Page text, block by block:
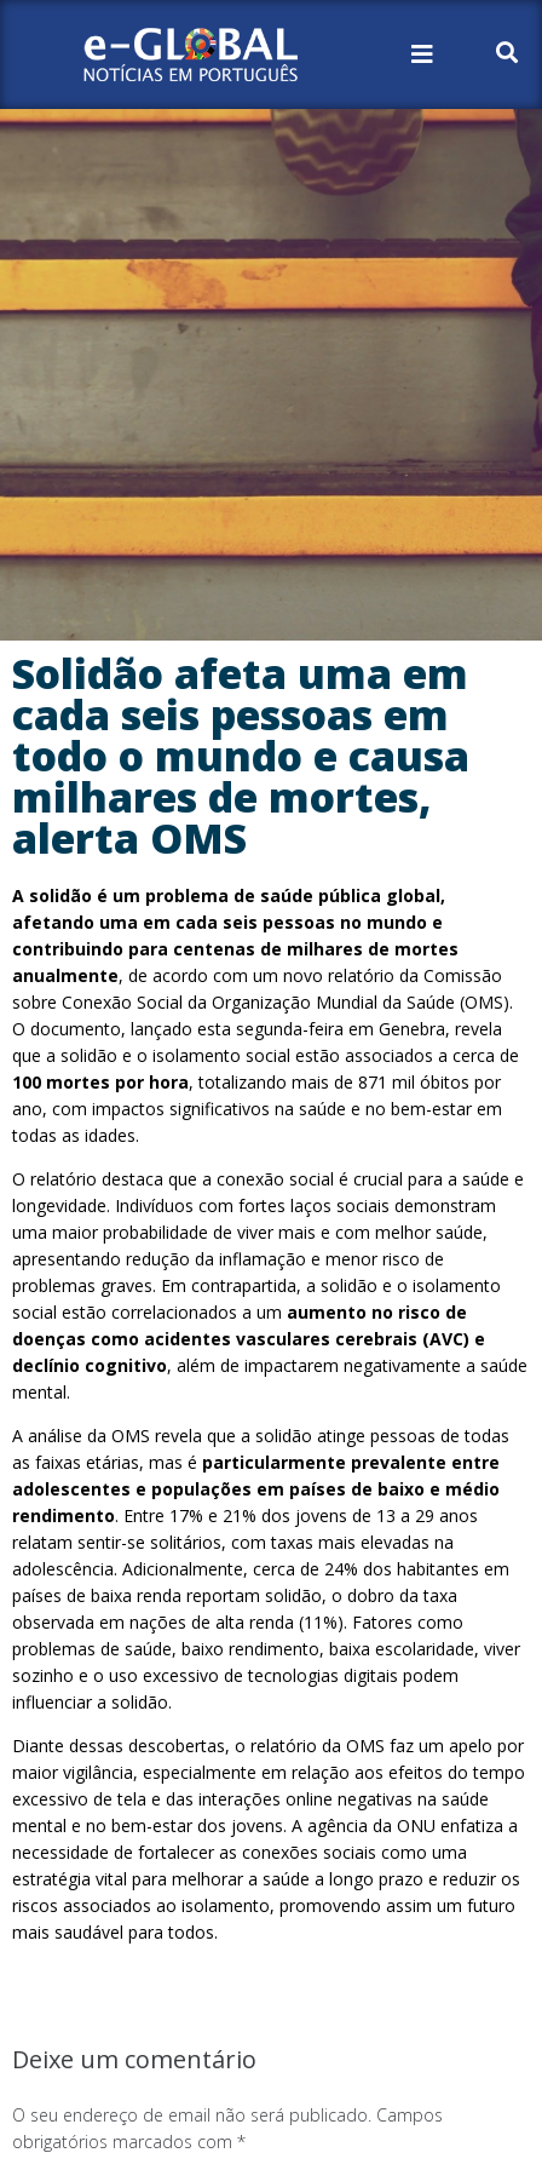
Solidão afeta uma em
cada seis pessoas em
todo o mundo e causa
milhares de mortes,
alerta OMS
A solidão é um problema de saúde pública global,
afetando uma em cada seis pessoas no mundo e
contribuindo para centenas de milhares de mortes
anualmente, de acordo com um novo relatório da Comissão
sobre Conexão Social da Organização Mundial da Saúde (OMS).
O documento, lançado esta segunda-feira em Genebra, revela
que a solidão e o isolamento social estão associados a cerca de
100 mortes por hora, totalizando mais de 871 mil óbitos por
ano, com impactos significativos na saúde e no bem-estar em
todas as idades.
O relatório destaca que a conexão social é crucial para a saúde e
longevidade. Indivíduos com fortes laços sociais demonstram
uma maior probabilidade de viver mais e com melhor saúde,
apresentando redução da inflamação e menor risco de
problemas graves. Em contrapartida, a solidão e o isolamento
social estão correlacionados a um aumento no risco de
doenças como acidentes vasculares cerebrais (AVC) e
declínio cognitivo, além de impactarem negativamente a saúde
mental.
A análise da OMS revela que a solidão atinge pessoas de todas
as faixas etárias, mas é particularmente prevalente entre
adolescentes e populações em países de baixo e médio
rendimento. Entre 17% e 21% dos jovens de 13 a 29 anos
relatam sentir-se solitários, com taxas mais elevadas na
adolescência. Adicionalmente, cerca de 24% dos habitantes em
países de baixa renda reportam solidão, o dobro da taxa
observada em nações de alta renda (11%). Fatores como
problemas de saúde, baixo rendimento, baixa escolaridade, viver
sozinho e o uso excessivo de tecnologias digitais podem
influenciar a solidão.
Diante dessas descobertas, o relatório da OMS faz um apelo por
maior vigilância, especialmente em relação aos efeitos do tempo
excessivo de tela e das interações online negativas na saúde
mental e no bem-estar dos jovens. A agência da ONU enfatiza a
necessidade de fortalecer as conexões sociais como uma
estratégia vital para melhorar a saúde a longo prazo e reduzir os
riscos associados ao isolamento, promovendo assim um futuro
mais saudável para todos.
Deixe um comentário
O seu endereço de email não será publicado. Campos
obrigatórios marcados com *